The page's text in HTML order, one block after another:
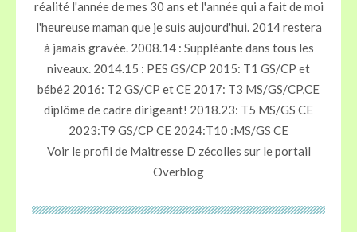
réalité l'année de mes 30 ans et l'année qui a fait de moi
l'heureuse maman que je suis aujourd'hui. 2014 restera
à jamais gravée. 2008.14 : Suppléante dans tous les
niveaux. 2014.15 : PES GS/CP 2015: T1 GS/CP et
bébé2 2016: T2 GS/CP et CE 2017: T3 MS/GS/CP,CE
diplôme de cadre dirigeant! 2018.23: T5 MS/GS CE
2023:T9 GS/CP CE 2024:T10 :MS/GS CE
Voir le profil de Maitresse D zécolles sur le portail
Overblog